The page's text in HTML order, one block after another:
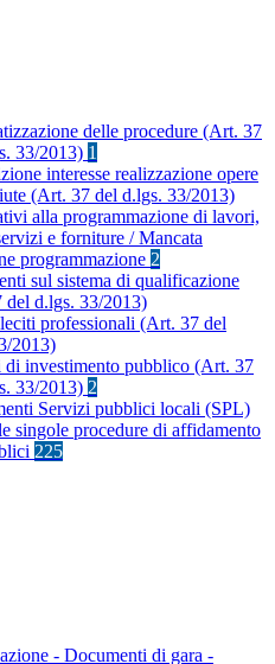
delle procedure (Art. 37
33/2013) 1
interesse realizzazione opere
(Art. 37 del d.lgs. 33/2013)
alla programmazione di lavori,
e forniture / Mancata
programmazione 2
sul sistema di qualificazione
del d.lgs. 33/2013)
professionali (Art. 37 del
2013)
di investimento pubblico (Art. 37
33/2013) 2
Servizi pubblici locali (SPL)
singole procedure di affidamento
225
- Documenti di gara -